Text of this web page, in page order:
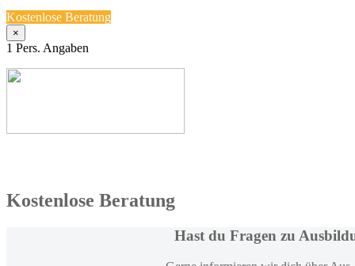
Kostenlose Beratung
×
1 Pers. Angaben
Kostenlose Beratung
Hast du Fragen zu